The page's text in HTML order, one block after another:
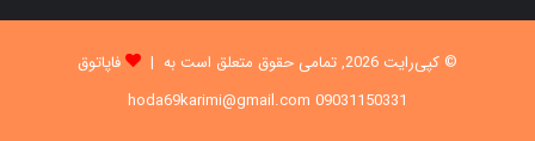
© کپی‌رایت 2026, تمامی حقوق متعلق است به |
فاپاتوق
09031150331 hoda69karimi@gmail.com